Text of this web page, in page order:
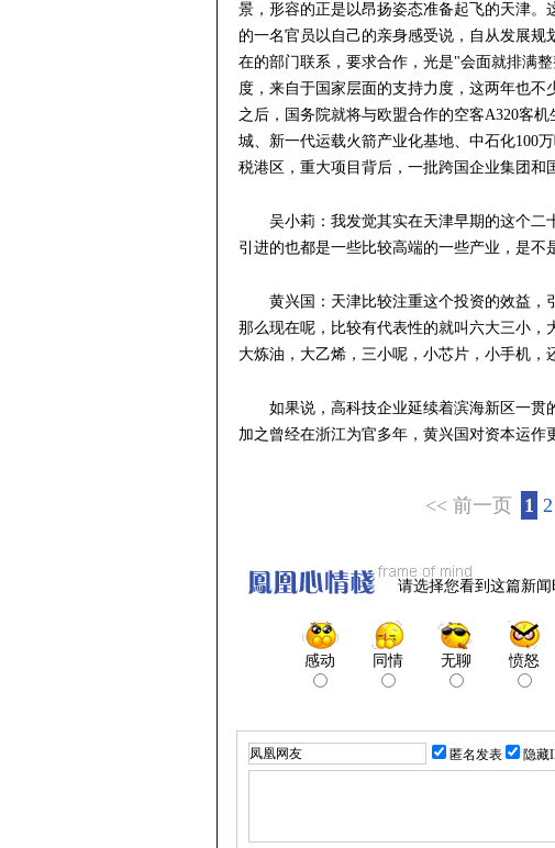
景，形容的正是以昂扬姿态准备起飞的天津
的一名官员以自己的亲身感受说，自从发展
在的部门联系，要求合作，光是"会面就排满
度，来自于国家层面的支持力度，这两年也不
之后，国务院就将与欧盟合作的空客A320客
城、新一代运载火箭产业化基地、中石化100
税港区，重大项目背后，一批跨国企业集团和
吴小莉：我发觉其实在天津早期的这个二
引进的也都是一些比较高端的一些产业，是不
黄兴国：天津比较注重这个投资的效益，
那么现在呢，比较有代表性的就叫六大三小，
大炼油，大乙烯，三小呢，小芯片，小手机，
如果说，高科技企业延续着滨海新区一贯
加之曾经在浙江为官多年，黄兴国对资本运作
<< 前一页 1 2
请选择您看到这篇新
感动 同情 无聊 愤怒
匿名发表 隐藏